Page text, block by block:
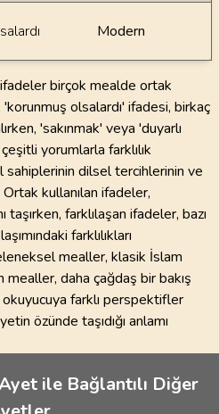
Modern
birçok mealde ortak
'korunmuş olsalardı' ifadesi, birkaç
'sakınmak' veya 'duyarlı
yorumlarla farklılık
dilsel tercihlerinin ve
Ortak kullanılan ifadeler,
farklılaşan ifadeler, bazı
farklılıkları
mealler, klasik İslam
mealler, daha çağdaş bir bakış
okuyucuya farklı perspektifler
özünde taşıdığı anlamı
ile Bağlantılı Diğer